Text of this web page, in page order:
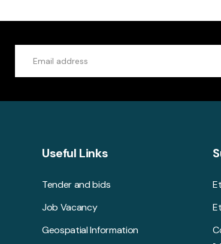
Useful Links
Tender and bids
Job Vacancy
Geospatial Information